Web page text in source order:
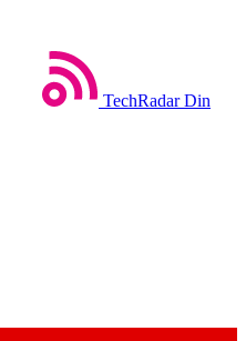
TechRadar Din